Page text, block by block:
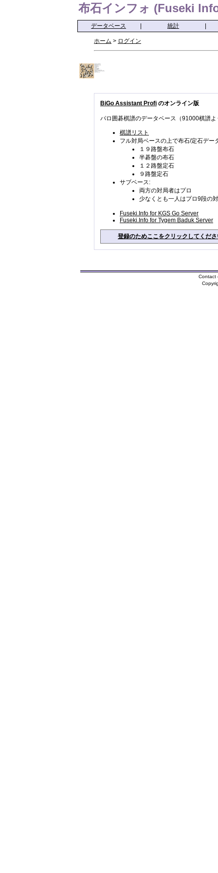
布石インフォ (Fuseki
データベース 統計
ホーム > ログイン
BiGo Assistant Profi のオンライン版
パロ囲碁棋譜のデータベース（91000棋譜よ
棋譜リスト
フル対局ベースの上で布石/定石デー
１９路盤布石
半碁盤の布石
１２路盤定石
９路盤定石
サブベース:
両方の対局者はプロ
少なくとも一人はプロ9段の
Fuseki.Info for KGS Go Server
Fuseki.Info for Tygem Baduk Server
登録のためここをクリックしてくだ
Contact